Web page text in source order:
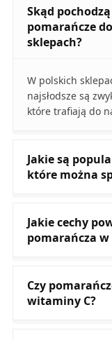
Skąd
pomarańcze
sklepach?
W polskich
najsłodsze są
które trafiają do
Jakie są
które można
Jakie cechy
pomarańcza w
Czy
witaminy C?